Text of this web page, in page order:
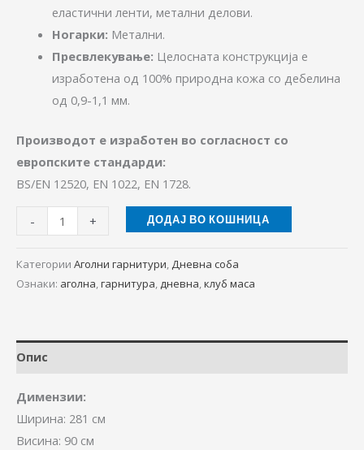
еластични ленти, метални делови.
Ногарки: Метални.
Пресвлекување: Целосната конструкција е
изработена од 100% природна кожа со дебелина
од 0,9-1,1 мм.
Производот е изработен во согласност со
европските стандарди:
BS/EN 12520, EN 1022, EN 1728.
- + ДОДАЈ ВО КОШНИЦА
Категории Аголни гарнитури Дневна соба
Ознаки: аголна гарнитура дневна клуб маса
Опис
Димензии:
Ширина: 281 см
Висина: 90 см